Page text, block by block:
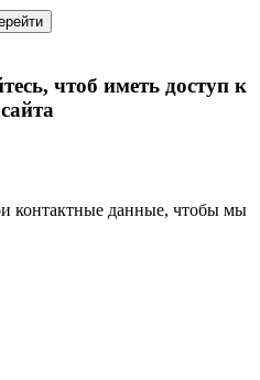
чтоб иметь доступ к
контактные данные, чтобы мы